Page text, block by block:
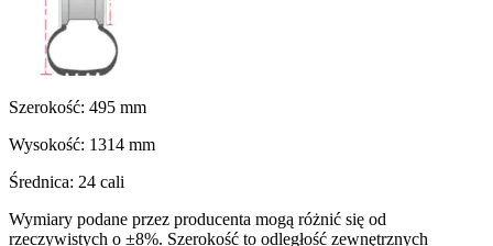
Szerokość: 495 mm
Wysokość: 1314 mm
Średnica: 24 cali
Wymiary podane przez producenta mogą różnić się od
rzeczywistych o ±8%. Szerokość to odległość zewnętrznych